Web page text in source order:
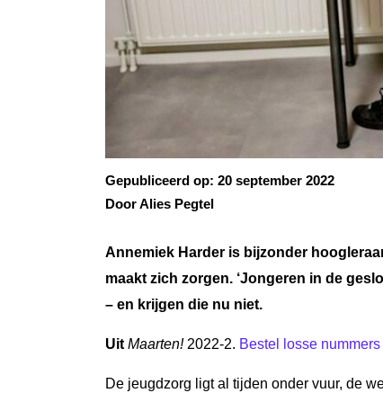
Gepubliceerd op: 20 september 2022
Door Alies Pegtel
Annemiek Harder is bijzonder
maakt zich zorgen. ‘Jongeren in de
– en krijgen die nu niet.
Uit Maarten! 2022-2. Bestel losse
De jeugdzorg ligt al tijden onder vuur, de